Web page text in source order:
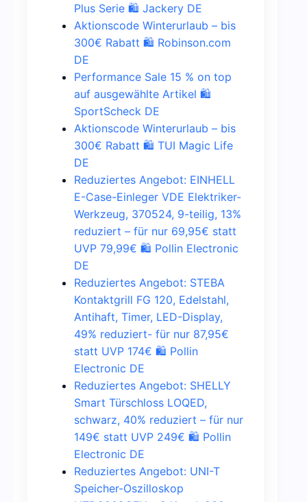
Plus Serie 🛍️ Jackery DE
Aktionscode Winterurlaub – bis
300€ Rabatt 🛍️ Robinson.com
DE
Performance Sale 15 % on top
auf ausgewählte Artikel 🛍️
SportScheck DE
Aktionscode Winterurlaub – bis
300€ Rabatt 🛍️ TUI Magic Life
DE
Reduziertes Angebot: EINHELL
E-Case-Einleger VDE Elektriker-
Werkzeug, 370524, 9-teilig, 13%
reduziert – für nur 69,95€ statt
UVP 79,99€ 🛍️ Pollin Electronic
DE
Reduziertes Angebot: STEBA
Kontaktgrill FG 120, Edelstahl,
Antihaft, Timer, LED-Display,
49% reduziert- für nur 87,95€
statt UVP 174€ 🛍️ Pollin
Electronic DE
Reduziertes Angebot: SHELLY
Smart Türschloss LOQED,
schwarz, 40% reduziert – für nur
149€ statt UVP 249€ 🛍️ Pollin
Electronic DE
Reduziertes Angebot: UNI-T
Speicher-Oszilloskop